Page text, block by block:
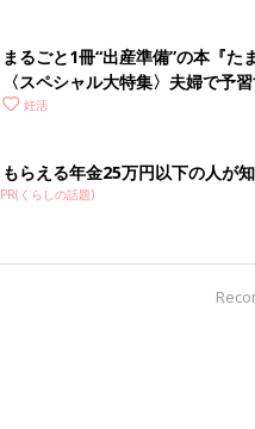
まるごと1冊“出産準備”の本『た
〈スペシャル大特集〉夫婦で予
妊活
もらえる年金25万円以下の人が
PR(くらしの話題)